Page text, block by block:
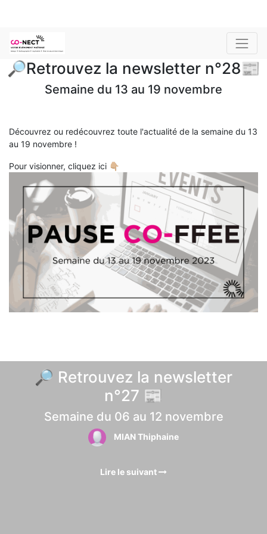
🔎Retrouvez la newsletter n°28📰
Semaine du 13 au 19 novembre
Découvrez ou redécouvrez toute l'actualité de la semaine du 13
au 19 novembre !
Pour visionner, cliquez ici 👇🏼
🔎 Retrouvez la newsletter
n°27 📰
Semaine du 06 au 12 novembre
MIAN Thiphaine
Lire le suivant